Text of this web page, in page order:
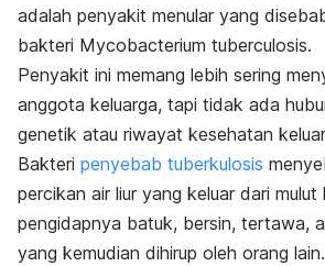
adalah penyakit menular yang
bakteri Mycobacterium tuberculosis.
Penyakit ini memang lebih sering
anggota keluarga, tapi tidak ada
genetik atau riwayat kesehatan
Bakteri penyebab tuberkulosis
percikan air liur yang keluar dari mulut
pengidapnya batuk, bersin, tertawa,
yang kemudian dihirup oleh orang lain.